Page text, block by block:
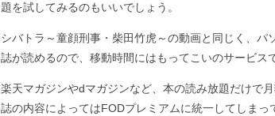
題を試してみるのもいいでしょう。
シバトラ～童顔刑事・柴田竹虎～の動画と同じく、
誌が読めるので、移動時間にはもってこいのサービス
楽天マガジンやdマガジンなど、本の読み放題だけで
誌の内容によってはFODプレミアムに統一してしまっ